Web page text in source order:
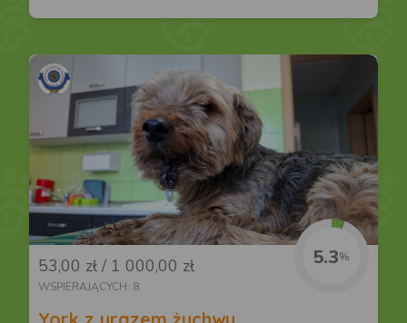
53,00 zł / 1 000,00 zł
WSPIERAJĄCYCH: 8
5.3%